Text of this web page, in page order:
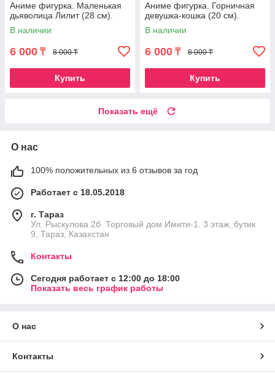
Аниме фигурка. Маленькая
дьяволица Лилит (28 см).
В наличии
6 000 ₸ 8 000 ₸
Купить
Аниме фигурка. Горничная
девушка-кошка (20 см).
В наличии
6 000 ₸ 8 000 ₸
Купить
Показать ещё
О нас
100% положительных из 6 отзывов за год
Работает с 18.05.2018
г. Тараз
Ул. Рыскулова 2б. Торговый дом Имити-1. 3 этаж, бутик
9, Тараз, Казахстан
Контакты
Сегодня работает с 12:00 до 18:00
Показать весь график работы
О нас
Контакты